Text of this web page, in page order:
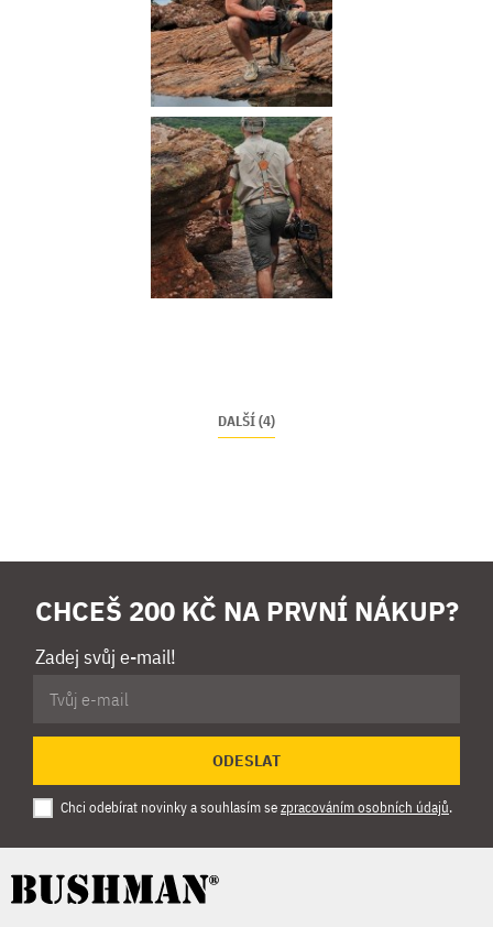
DALŠÍ (4)
CHCEŠ 200 KČ NA PRVNÍ NÁKUP?
Zadej svůj e-mail!
ODESLAT
Chci odebírat novinky a souhlasím sezpracováním osobních údajů.